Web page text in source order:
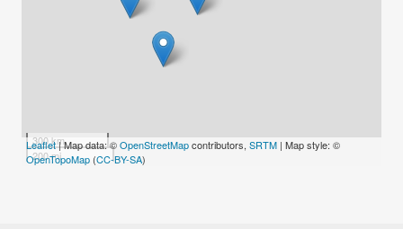
300 km
200 mi
Leaflet| Map data: ©OpenStreetMapcontributors, SRTM | Map style: ©
OpenTopoMap (CC-BY-SA)